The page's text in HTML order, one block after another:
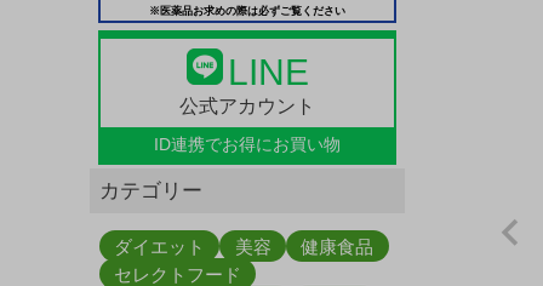
※医薬品お求めの際は必ずご覧ください
LINE
公式アカウント
ID連携でお得にお買い物
カテゴリー
ダイエット 美容
健康食品
セレクトフード